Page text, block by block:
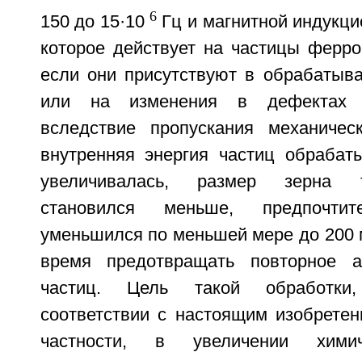
150 до 15·106Гц и магнитной
которое действует на частицы
если они присутствуют в
или на изменения в дефектах
вследствие пропускания
внутренняя энергия частиц
увеличивалась, размер зерна
становился меньше,
уменьшился по меньшей мере до 200
время предотвращать повторное
частиц. Цель такой
соответствии с настоящим
частности, в увеличении